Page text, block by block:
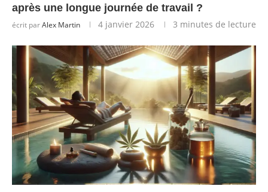
après une longue journée de travail ?
écrit parAlex Martin 4 janvier 2026 3 minutes de lecture